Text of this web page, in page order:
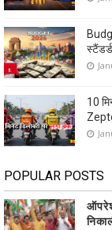
10
POPULAR POSTS